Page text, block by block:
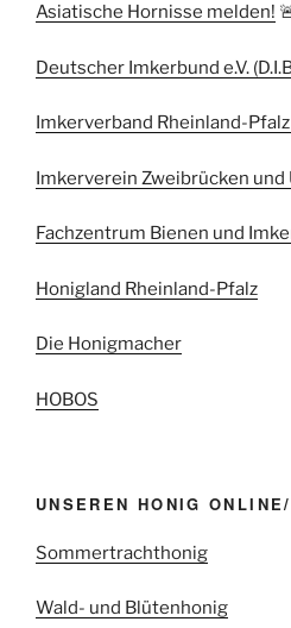
Asiatische Hornisse melden!
Deutscher Imkerbund e.V.
Imkerverband Rheinland-Pfalz
Imkerverein Zweibrücken und
Fachzentrum Bienen und
Honigland Rheinland-Pfalz
Die Honigmacher
HOBOS
UNSEREN HONIG
Sommertrachthonig
Wald- und Blütenhonig